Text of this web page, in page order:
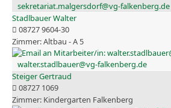
sekretariat.malgersdorf@vg-falkenberg.de
Stadlbauer Walter
08727 9604-30
Altbau - A 5
walter.stadlbauer@vg-falkenberg.de
Steiger Gertraud
08727 1069
Kindergarten Falkenberg